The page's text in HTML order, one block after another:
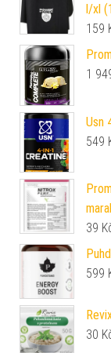
l/xl
159
1
Usn
549
39
599
30